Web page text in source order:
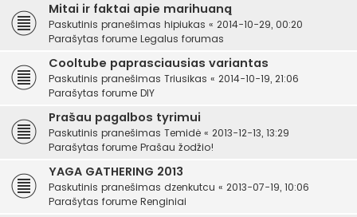
Mitai ir faktai apie marihuaną
Paskutinis pranešimas hipiukas « 2014-10-29, 00:20
Parašytas forume Legalus forumas
Cooltube paprasciausias variantas
Paskutinis pranešimas Triusikas « 2014-10-19, 21:06
Parašytas forume DIY
Prašau pagalbos tyrimui
Paskutinis pranešimas Temidė « 2013-12-13, 13:29
Parašytas forume Prašau žodžio!
YAGA GATHERING 2013
Paskutinis pranešimas dzenkutcu « 2013-07-19, 10:06
Parašytas forume Renginiai